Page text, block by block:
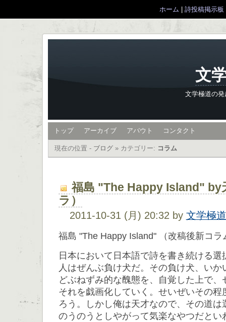
ホーム 詩投稿掲示板
文
文学極道の
トップ アーカイブ アバウト コンタクト
現在の位置 - ブログ » カテゴリー: コラム
福島 "The Happy Island" by
ラ）
2011-10-31 (月) 20:32 by 文学極
福島 "The Happy Island" （改稿後新コラ
日本において日本語で詩を書き続ける
人はぜんぶ負け犬だ。その負け犬、い
どぶねずみ的な醜態を、自覚した上で
それを戯画化していく。せいぜいその程
ろう。しかし俺は天才なので、その道
のうのうとしやがって気楽なやつだとい